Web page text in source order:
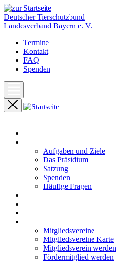
Deutscher Tierschutzbund
Landesverband Bayern e. V.
Termine
Kontakt
FAQ
Spenden
Aufgaben und Ziele
Das Präsidium
Satzung
Spenden
Häufige Fragen
Mitgliedsvereine
Mitgliedsvereine Karte
Mitgliedsverein werden
Fördermitglied werden